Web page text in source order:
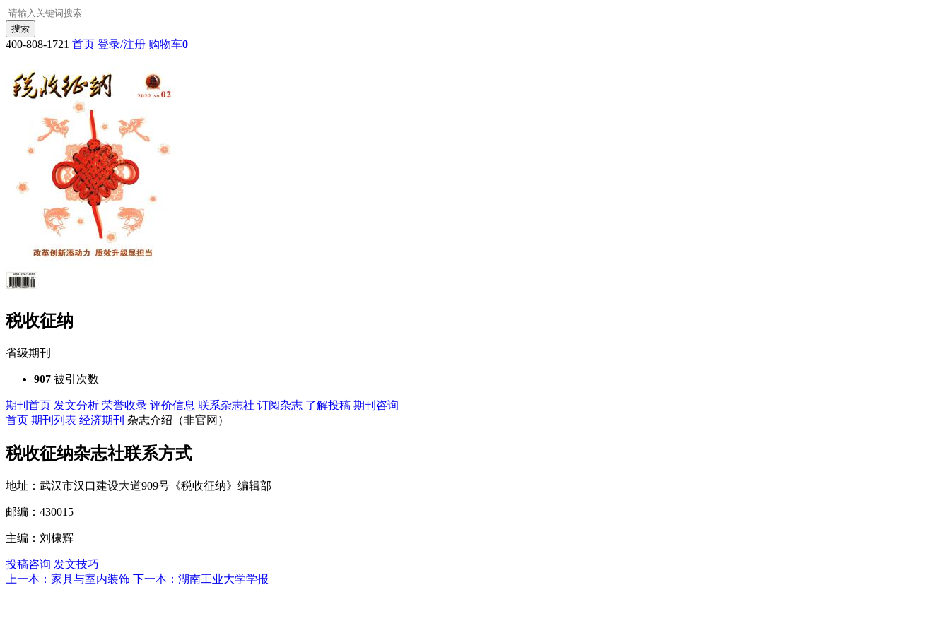
400-808-1721 首页 登录/注册 购物车0
税收征纳
省级期刊
907 被引次数
期刊首页 发文分析 荣誉收录 评价信息 联系杂志社 订阅杂志 了解投稿 期刊咨询
首页 期刊列表 经济期刊 杂志介绍（非官网）
税收征纳杂志社联系方式
地址：武汉市汉口建设大道909号《税收征纳》编辑部
邮编：430015
主编：刘棣辉
投稿咨询 发文技巧
上一本：家具与室内装饰 下一本：湖南工业大学学报